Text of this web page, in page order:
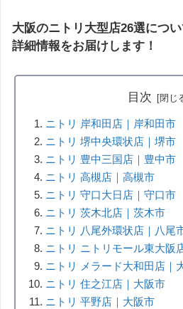
大阪のニトリ大型店26選につ
詳細情報をお届けします！
目次
ニトリ 岸和田店｜岸和田市
ニトリ 堺中央環状店｜堺市
ニトリ 豊中三国店｜豊中市
ニトリ 高槻店｜高槻市
ニトリ 守口大日店｜守口市
ニトリ 茨木北店｜茨木市
ニトリ 八尾外環状店｜八尾
ニトリ ニトリモール東大阪
ニトリ メラード大和田店｜
ニトリ 住之江店｜大阪市
ニトリ 平野店｜大阪市